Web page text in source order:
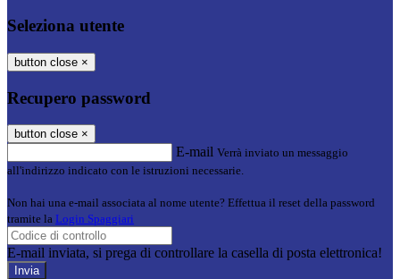
Seleziona utente
button close ×
Recupero password
button close ×
E-mail Verrà inviato un messaggio
all'indirizzo indicato con le istruzioni necessarie.
Non hai una e-mail associata al nome utente? Effettua il reset della password
tramite la Login Spaggiari
E-mail inviata, si prega di controllare la casella di posta elettronica!